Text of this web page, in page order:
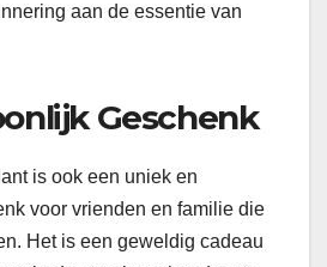
aan de essentie van
Geschenk
is ook een uniek en
voor vrienden en familie die
Het is een geweldig cadeau